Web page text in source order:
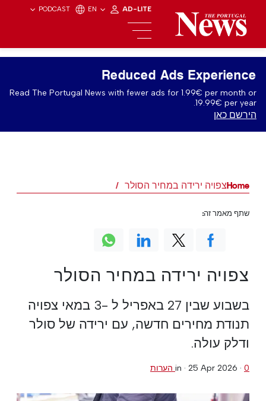
PODCAST EN AD-LITE
Reduced Ads Experience
Read The Portugal News with fewer ads for 1.99€ per month or
19.99€ per year.
הירשם כאן
Homeצפויה ירידה במחיר הסולר
צפויה ירידה במחיר הסולר
בשבוע שבין 27 באפריל ל -3 במאי צפויה
תנודת מחירים חדשה, עם ירידה של סולר
ודלק עולה.
in · 25 Apr 2026 · 0 הערות
שתף מאמר זה: